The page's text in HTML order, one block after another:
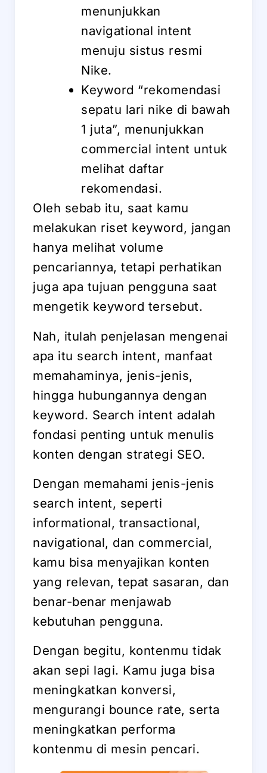
menunjukkan
navigational intent
menuju sistus resmi
Nike.
Keyword “rekomendasi
sepatu lari nike di bawah
1 juta”, menunjukkan
commercial intent untuk
melihat daftar
rekomendasi.
Oleh sebab itu, saat kamu
melakukan riset keyword, jangan
hanya melihat volume
pencariannya, tetapi perhatikan
juga apa tujuan pengguna saat
mengetik keyword tersebut.
Nah, itulah penjelasan mengenai
apa itu search intent, manfaat
memahaminya, jenis-jenis,
hingga hubungannya dengan
keyword. Search intent adalah
fondasi penting untuk menulis
konten dengan strategi SEO.
Dengan memahami jenis-jenis
search intent, seperti
informational, transactional,
navigational, dan commercial,
kamu bisa menyajikan konten
yang relevan, tepat sasaran, dan
benar-benar menjawab
kebutuhan pengguna.
Dengan begitu, kontenmu tidak
akan sepi lagi. Kamu juga bisa
meningkatkan konversi,
mengurangi bounce rate, serta
meningkatkan performa
kontenmu di mesin pencari.